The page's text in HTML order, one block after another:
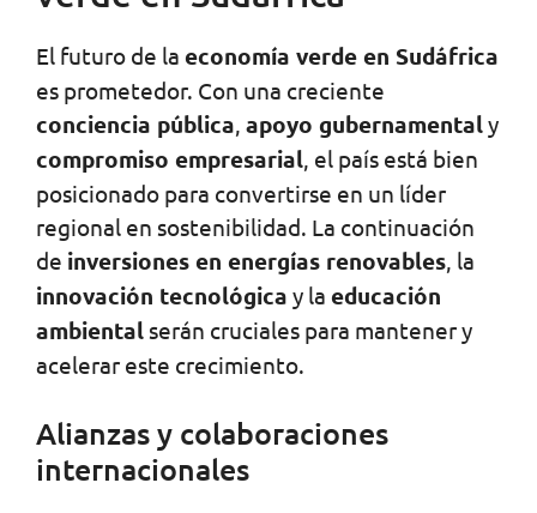
El futuro de la economía verde en Sudáfrica
es prometedor. Con una creciente
conciencia pública, apoyo gubernamentaly
compromiso empresarial, el país está bien
posicionado para convertirse en un líder
regional en sostenibilidad. La continuación
de inversiones en energías renovables, la
innovación tecnológica y la educación
ambiental serán cruciales para mantener y
acelerar este crecimiento.
Alianzas y colaboraciones
internacionales